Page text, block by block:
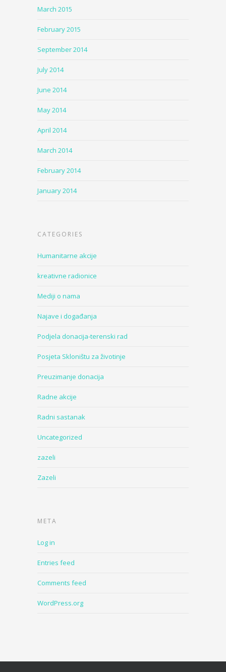
March 2015
February 2015
September 2014
July 2014
June 2014
May 2014
April 2014
March 2014
February 2014
January 2014
CATEGORIES
Humanitarne akcije
kreativne radionice
Mediji o nama
Najave i događanja
Podjela donacija-terenski rad
Posjeta Skloništu za životinje
Preuzimanje donacija
Radne akcije
Radni sastanak
Uncategorized
zazeli
Zazeli
META
Log in
Entries feed
Comments feed
WordPress.org